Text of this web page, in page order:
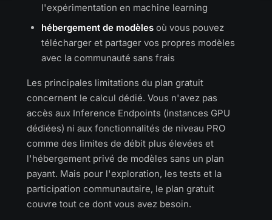
l'expérimentation en machine learning
hébergement de modèles où vous pouvez
télécharger et partager vos propres modèles
avec la communauté sans frais
Les principales limitations du plan gratuit
concernent le calcul dédié. Vous n'avez pas
accès aux Inference Endpoints (instances GPU
dédiées) ni aux fonctionnalités de niveau PRO
comme des limites de débit plus élevées et
l'hébergement privé de modèles sans un plan
payant. Mais pour l'exploration, les tests et la
participation communautaire, le plan gratuit
couvre tout ce dont vous avez besoin.